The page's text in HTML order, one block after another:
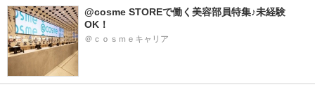
@cosme STOREで働く美容部員特集♪未経験
OK！
＠ｃｏｓｍｅキャリア